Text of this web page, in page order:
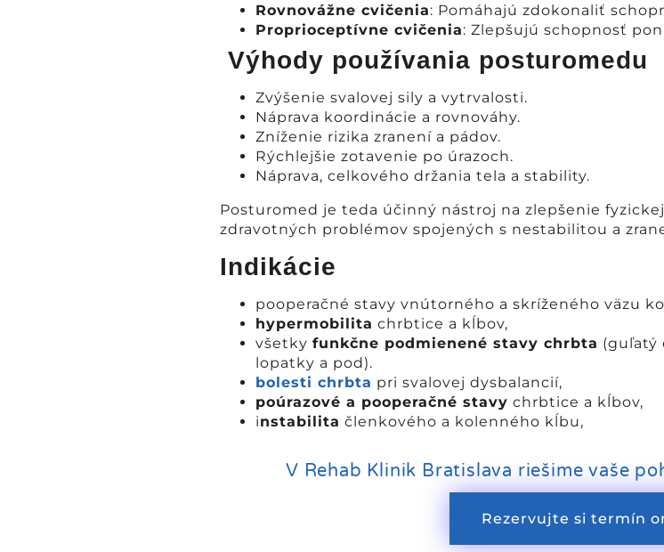
Rovnovážne cvičenia: Pomáhajú zdokonaliť
Proprioceptívne cvičenia: Zlepšujú schopnosť
Výhody používania posturomedu
Zvýšenie svalovej sily a vytrvalosti.
Náprava koordinácie a rovnováhy.
Zníženie rizika zranení a pádov.
Rýchlejšie zotavenie po úrazoch.
Náprava, celkového držania tela a stability.
Posturomed je teda účinný nástroj na zlepšenie
zdravotných problémov spojených s nestabilitou a
Indikácie
pooperačné stavy vnútorného a skríženého väzu
hypermobilita chrbtice a kĺbov,
všetky funkčne podmienené stavy chrbta (guľatý
lopatky a pod).
bolesti chrbta pri svalovej dysbalancií,
poúrazové a pooperačné stavy chrbtice a kĺbov,
instabilita členkového a kolenného kĺbu,
V Rehab Klinik Bratislava riešime vaše
Rezervujte si termín